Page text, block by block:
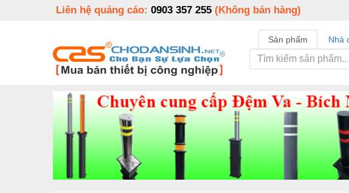
Liên hệ quảng cáo: 0903 357 255 (Không bán hàng)
Sản phẩm Nhà